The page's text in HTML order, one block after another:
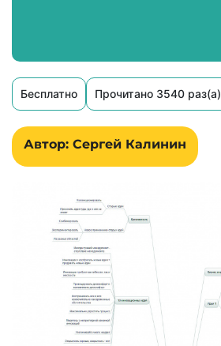
Бесплатно Прочитано 3540 раз(а)
Автор: Сергей Калинин